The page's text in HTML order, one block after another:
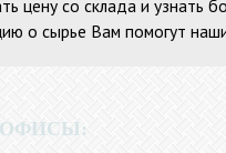
цену со склада и узнать
о сырье Вам помогут